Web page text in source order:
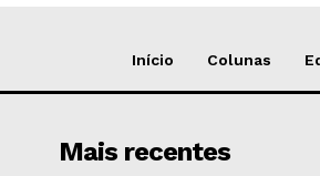
Início Colunas
Mais recentes